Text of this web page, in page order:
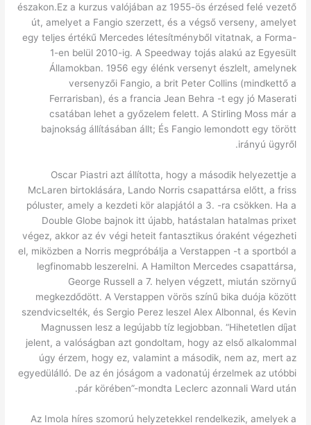
északon.Ez a kurzus valójában az 1955-ös érzésed felé vezető
út, amelyet a Fangio szerzett, és a végső verseny, amelyet
egy teljes értékű Mercedes létesítményből vitatnak, a Forma-
1-en belül 2010-ig. A Speedway tojás alakú az Egyesült
Államokban. 1956 egy élénk versenyt észlelt, amelynek
versenyzői Fangio, a brit Peter Collins (mindkettő a
Ferrarisban), és a francia Jean Behra -t egy jó Maserati
csatában lehet a győzelem felett. A Stirling Moss már a
bajnokság állításában állt; És Fangio lemondott egy törött
irányú ügyről.
Oscar Piastri azt állította, hogy a második helyezettje a
McLaren birtoklására, Lando Norris csapattársa előtt, a friss
póluster, amely a kezdeti kör alapjától a 3. -ra csökken. Ha a
Double Globe bajnok itt újabb, hatástalan hatalmas prixet
végez, akkor az év végi heteit fantasztikus óraként végezheti
el, miközben a Norris megpróbálja a Verstappen -t a sportból a
legfinomabb leszerelni. A Hamilton Mercedes csapattársa,
George Russell a 7. helyen végzett, miután szörnyű
megkezdődött. A Verstappen vörös színű bika duója között
szendvicselték, és Sergio Perez leszel Alex Albonnal, és Kevin
Magnussen lesz a legújabb tíz legjobban. “Hihetetlen díjat
jelent, a valóságban azt gondoltam, hogy az első alkalommal
úgy érzem, hogy ez, valamint a második, nem az, mert az
egyedülálló. De az én jóságom a vadonatúj érzelmek az utóbbi
pár körében”-mondta Leclerc azonnali Ward után.
Az Imola híres szomorú helyzetekkel rendelkezik, amelyek a